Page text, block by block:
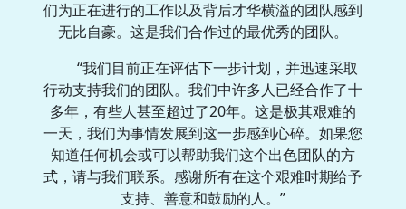
们为正在进行的工作以及背后才华横溢的团队感到
无比自豪。这是我们合作过的最优秀的团队。
“我们目前正在评估下一步计划，并迅速采取
行动支持我们的团队。我们中许多人已经合作了十
多年，有些人甚至超过了20年。这是极其艰难的
一天，我们为事情发展到这一步感到心碎。如果您
知道任何机会或可以帮助我们这个出色团队的方
式，请与我们联系。感谢所有在这个艰难时期给予
支持、善意和鼓励的人。”